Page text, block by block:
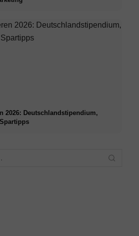
2026: Deutschlandstipendium,